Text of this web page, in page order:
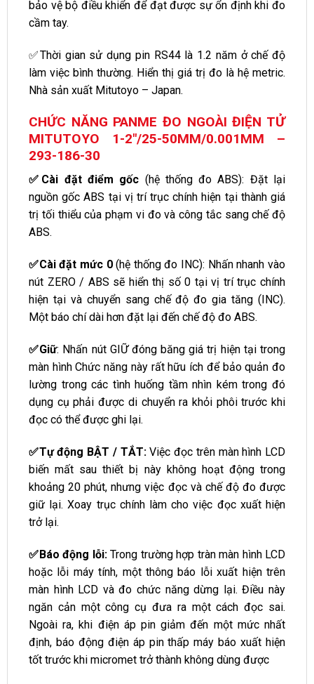
bảo vệ bộ điều khiển để đạt được sự ổn định khi đo
cầm tay.
✅Thời gian sử dụng pin RS44 là 1.2 năm ở chế độ
làm việc bình thường. Hiển thị giá trị đo là hệ metric.
Nhà sản xuất Mitutoyo – Japan.
CHỨC NĂNG PANME ĐO NGOÀI ĐIỆN TỬ
MITUTOYO 1-2″/25-50MM/0.001MM –
293-186-30
✅Cài đặt điểm gốc (hệ thống đo ABS): Đặt lại
nguồn gốc ABS tại vị trí trục chính hiện tại thành giá
trị tối thiểu của phạm vi đo và công tắc sang chế độ
ABS.
✅Cài đặt mức 0(hệ thống đo INC): Nhấn nhanh vào
nút ZERO / ABS sẽ hiển thị số 0 tại vị trí trục chính
hiện tại và chuyển sang chế độ đo gia tăng (INC).
Một báo chí dài hơn đặt lại đến chế độ đo ABS.
✅Giữ: Nhấn nút GIỮ đóng băng giá trị hiện tại trong
màn hình Chức năng này rất hữu ích để bảo quản đo
lường trong các tình huống tầm nhìn kém trong đó
dụng cụ phải được di chuyển ra khỏi phôi trước khi
đọc có thể được ghi lại.
✅Tự động BẬT / TẮT:Việc đọc trên màn hình LCD
biến mất sau thiết bị này không hoạt động trong
khoảng 20 phút, nhưng việc đọc và chế độ đo được
giữ lại. Xoay trục chính làm cho việc đọc xuất hiện
trở lại.
✅Báo động lỗi:Trong trường hợp tràn màn hình LCD
hoặc lỗi máy tính, một thông báo lỗi xuất hiện trên
màn hình LCD và đo chức năng dừng lại. Điều này
ngăn cản một công cụ đưa ra một cách đọc sai.
Ngoài ra, khi điện áp pin giảm đến một mức nhất
định, báo động điện áp pin thấp máy báo xuất hiện
tốt trước khi micromet trở thành không dùng được